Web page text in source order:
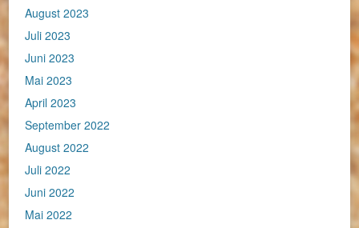
August 2023
Juli 2023
Juni 2023
Mai 2023
April 2023
September 2022
August 2022
Juli 2022
Juni 2022
Mai 2022